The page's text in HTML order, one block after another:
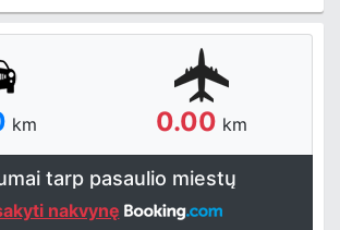
km 0.00 km
tarp pasaulio miestų
nakvynę